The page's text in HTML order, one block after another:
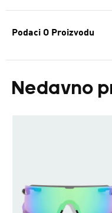
Podaci O Proizvodu
Nedavno